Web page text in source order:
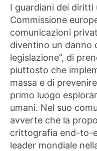
I guardiani dei diritti
Commissione
comunicazioni
diventino un danno
legislazione”, di
piuttosto che
massa e di
primo luogo
umani. Nel suo
avverte che la
crittografia end-to-
leader mondiale